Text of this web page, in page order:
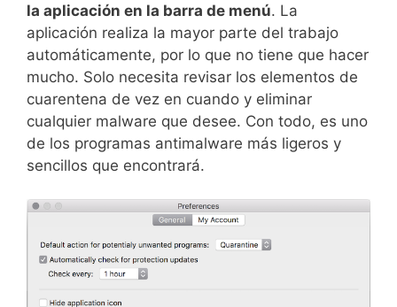
la aplicación en la barra de menú. La
aplicación realiza la mayor parte del trabajo
automáticamente, por lo que no tiene que hacer
mucho. Solo necesita revisar los elementos de
cuarentena de vez en cuando y eliminar
cualquier malware que desee. Con todo, es uno
de los programas antimalware más ligeros y
sencillos que encontrará.